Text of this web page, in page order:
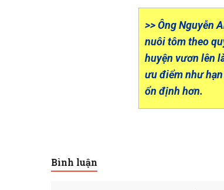
>> Ông Nguyễn
nuôi tôm theo
huyện vươn lên
ưu điểm như
ổn định hơn.
Bình luận